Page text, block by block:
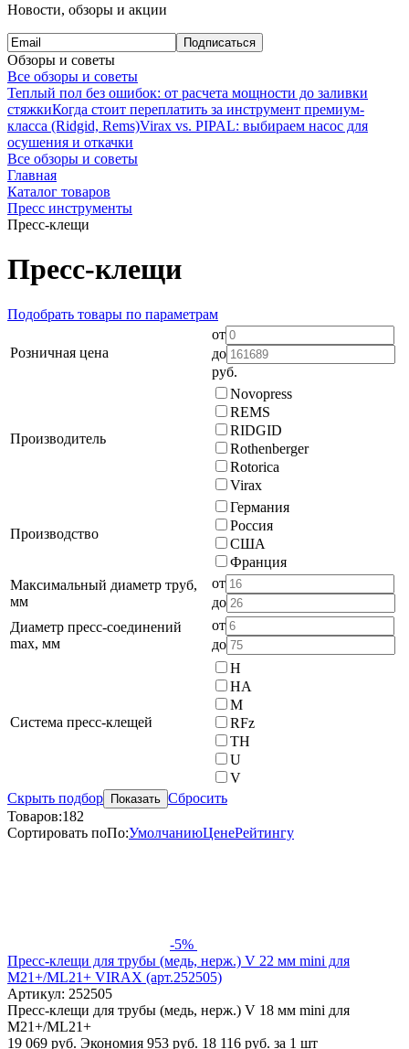
Новости, обзоры и акции
Подписаться
Обзоры и советы
Все обзоры и советы
Теплый пол без ошибок: от расчета мощности до заливки
стяжкиКогда стоит переплатить за инструмент премиум-
класса (Ridgid, Rems)Virax vs. PIPAL: выбираем насос для
осушения и откачки
Все обзоры и советы
Главная
Каталог товаров
Пресс инструменты
Пресс-клещи
Пресс-клещи
Подобрать товары по параметрам
Розничная цена
от
до
руб.
Производитель
Novopress
REMS
RIDGID
Rothenberger
Rotorica
Virax
Производство
Германия
Россия
США
Франция
Максимальный диаметр труб,
мм
от
до
Диаметр пресс-соединений
max, мм
от
до
Система пресс-клещей
H
HA
M
RFz
TH
U
V
Скрыть подбор
Показать Сбросить
Товаров:182
Сортировать поПо:УмолчаниюЦенеРейтингу
-5%
Пресс-клещи для трубы (медь, нерж.) V 22 мм mini для
M21+/ML21+ VIRAX (арт.252505)
Артикул: 252505
Пресс-клещи для трубы (медь, нерж.) V 18 мм mini для
M21+/ML21+
19 069 руб. Экономия 953 руб. 18 116 руб. за 1 шт